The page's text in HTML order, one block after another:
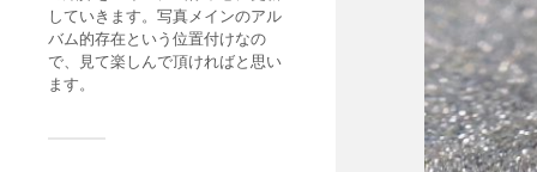
していきます。写真メインのアル
バム的存在という位置付けなの
で、見て楽しんで頂ければと思い
ます。